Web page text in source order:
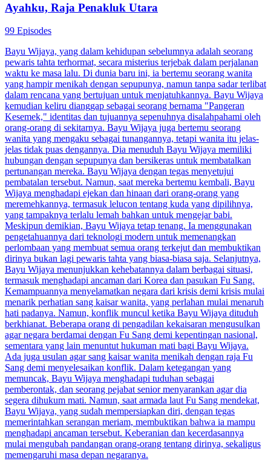
Ayahku, Raja Penakluk Utara
99 Episodes
Bayu Wijaya, yang dalam kehidupan sebelumnya adalah seorang
pewaris tahta terhormat, secara misterius terjebak dalam perjalanan
waktu ke masa lalu. Di dunia baru ini, ia bertemu seorang wanita
yang hampir menikah dengan sepupunya, namun tanpa sadar terlibat
dalam rencana yang bertujuan untuk menjatuhkannya. Bayu Wijaya
kemudian keliru dianggap sebagai seorang bernama "Pangeran
Kesemek," identitas dan tujuannya sepenuhnya disalahpahami oleh
orang-orang di sekitarnya. Bayu Wijaya juga bertemu seorang
wanita yang mengaku sebagai tunangannya, tetapi wanita itu jelas-
jelas tidak puas dengannya. Dia menuduh Bayu Wijaya memiliki
hubungan dengan sepupunya dan bersikeras untuk membatalkan
pertunangan mereka. Bayu Wijaya dengan tegas menyetujui
pembatalan tersebut. Namun, saat mereka bertemu kembali, Bayu
Wijaya menghadapi ejekan dan hinaan dari orang-orang yang
meremehkannya, termasuk lelucon tentang kuda yang dipilihnya,
yang tampaknya terlalu lemah bahkan untuk mengejar babi.
Meskipun demikian, Bayu Wijaya tetap tenang. Ia menggunakan
pengetahuannya dari teknologi modern untuk memenangkan
perlombaan yang membuat semua orang terkejut dan membuktikan
dirinya bukan lagi pewaris tahta yang biasa-biasa saja. Selanjutnya,
Bayu Wijaya menunjukkan kehebatannya dalam berbagai situasi,
termasuk menghadapi ancaman dari Korea dan pasukan Fu Sang.
Kemampuannya menyelamatkan negara dari krisis demi krisis mulai
menarik perhatian sang kaisar wanita, yang perlahan mulai menaruh
hati padanya. Namun, konflik muncul ketika Bayu Wijaya dituduh
berkhianat. Beberapa orang di pengadilan kekaisaran mengusulkan
agar negara berdamai dengan Fu Sang demi kepentingan nasional,
sementara yang lain menuntut hukuman mati bagi Bayu Wijaya.
Ada juga usulan agar sang kaisar wanita menikah dengan raja Fu
Sang demi menyelesaikan konflik. Dalam ketegangan yang
memuncak, Bayu Wijaya menghadapi tuduhan sebagai
pemberontak, dan seorang pejabat senior menyarankan agar dia
segera dihukum mati. Namun, saat armada laut Fu Sang mendekat,
Bayu Wijaya, yang sudah mempersiapkan diri, dengan tegas
memerintahkan serangan meriam, membuktikan bahwa ia mampu
menghadapi ancaman tersebut. Keberanian dan kecerdasannya
mulai mengubah pandangan orang-orang tentang dirinya, sekaligus
memengaruhi masa depan negaranya.